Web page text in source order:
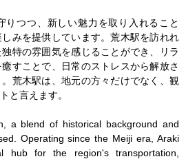
りつつ、新しい魅力を取り入れること
みを提供しています。荒木駅を訪れれ
特の雰囲気を感じることができ、リラ
すことで、日常のストレスから解放さ
荒木駅は、地元の方々だけでなく、観
と言えます。
a blend of historical background and
Operating since the Meiji era, Araki
for the region's transportation,